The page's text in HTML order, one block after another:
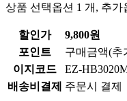
상품 선택옵션 1 개, 추가
할인가
9,800원
포인트
구매금액(추
이지코드
EZ-
배송비결제
주문시 결제